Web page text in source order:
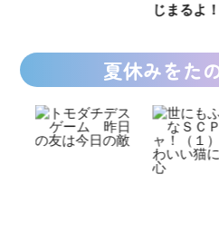
夏休みをた